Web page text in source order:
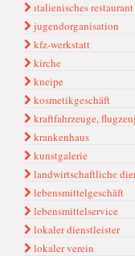
ıtalienisches restaurant
jugendorganisation
kfz-werkstatt
kirche
kneipe
kosmetikgeschäft
kraftfahrzeuge,
krankenhaus
kunstgalerie
landwirtschaftliche
lebensmittelgeschäft
lebensmittelservice
lokaler dienstleister
lokaler verein